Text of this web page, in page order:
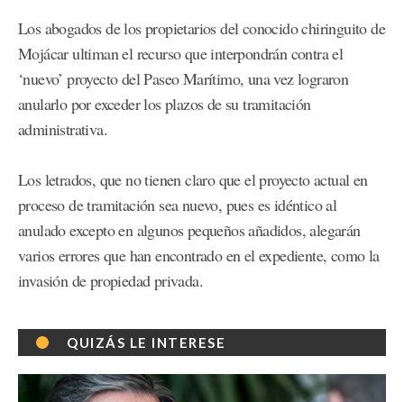
Los abogados de los propietarios del conocido chiringuito de
Mojácar ultiman el recurso que interpondrán contra el
‘nuevo’ proyecto del Paseo Marítimo, una vez lograron
anularlo por exceder los plazos de su tramitación
administrativa.
Los letrados, que no tienen claro que el proyecto actual en
proceso de tramitación sea nuevo, pues es idéntico al
anulado excepto en algunos pequeños añadidos, alegarán
varios errores que han encontrado en el expediente, como la
invasión de propiedad privada.
QUIZÁS LE INTERESE